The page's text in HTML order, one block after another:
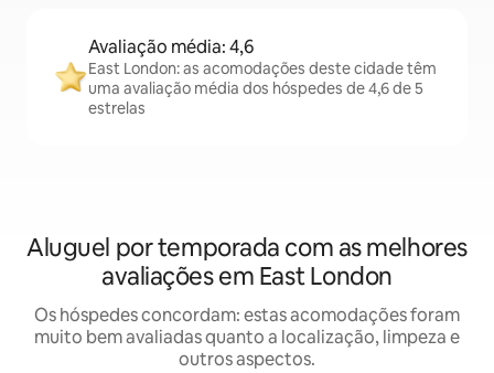
Avaliação média: 4,6
East London: as acomodações deste cidade têm
uma avaliação média dos hóspedes de 4,6 de 5
estrelas
Aluguel por temporada com as melhores
avaliações em East London
Os hóspedes concordam: estas acomodações foram
muito bem avaliadas quanto a localização, limpeza e
outros aspectos.